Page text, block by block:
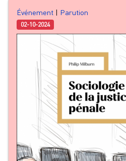
Événement | Parution
02-10-2024